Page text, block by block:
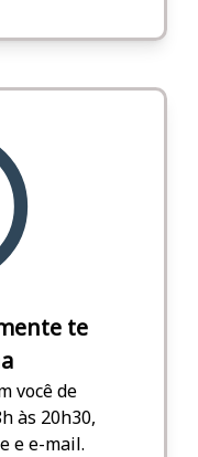
te
você de
às 20h30,
e e-mail.